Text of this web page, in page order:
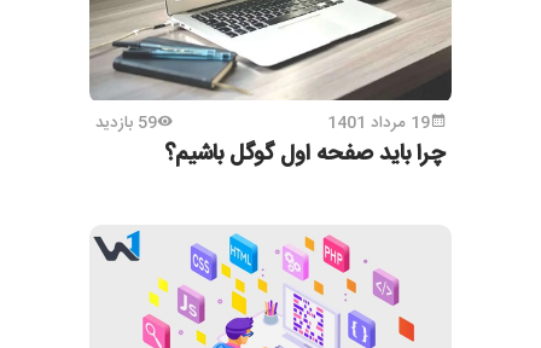
19 مرداد 1401 59 بازدید
چرا باید صفحه اول گوگل باشیم؟